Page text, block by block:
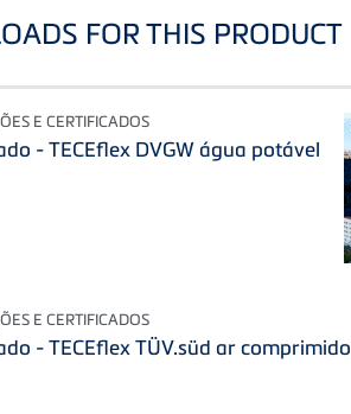
FOR THIS PRODUCT
E CERTIFICADOS
- TECEflex DVGW água potável
E CERTIFICADOS
- TECEflex TÜV.süd ar comprimido